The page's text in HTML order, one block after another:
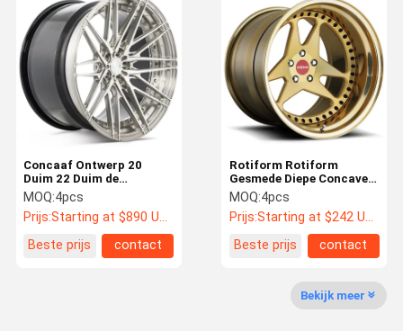
Huis Producten
Ongeveer
Fabrieksreis
Kwaliteitsco
Contacteer
Gevallen
Rotiform Rotiform
Gesmede Diepe Concave
Wielen van USF voor BMW
E36
MOQ:4pcs
Prijs:Starting at $242 US Dollars ea
Beste prijs
contact
Concaaf Ontwerp 20
Duim 22 Duim de
Ruimtevaartrang van Drie
Stukranden
MOQ:4pcs
Prijs:Starting at $890 US Dollars ea
Beste prijs
contact
Bekijk meer